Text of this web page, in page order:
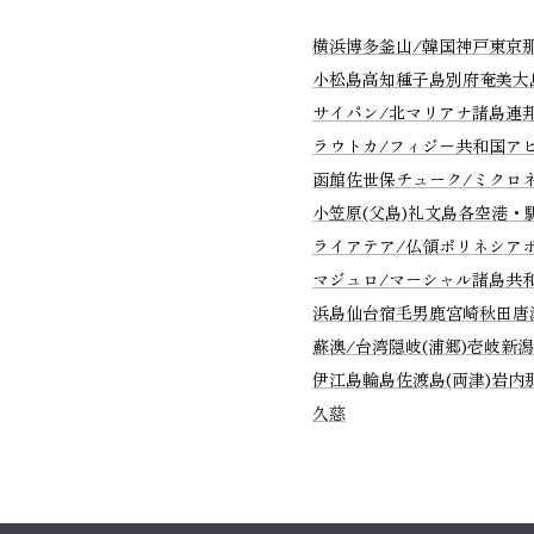
横浜博多釜山/韓国神戸東京
小松島高知種子島別府奄美
サイパン/北マリアナ諸島連
ラウトカ/フィジー共和国ア
函館佐世保チューク/ミクロ
小笠原(父島)礼文島各空港・
ライアテア/仏領ポリネシア
マジュロ/マーシャル諸島共
浜島仙台宿毛男鹿宮崎秋田唐
蘇澳/台湾隠岐(浦郷)壱岐新潟
伊江島輪島佐渡島(両津)岩内
久慈